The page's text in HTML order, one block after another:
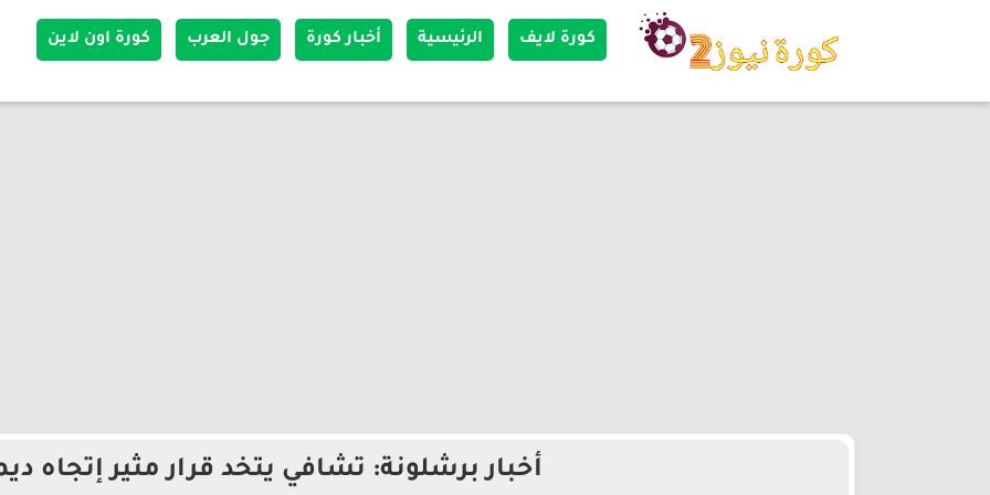
كورة لايف الرئيسية أخبار كورة جول العرب كورة اون لاين
أخبار برشلونة: تشافي يتخد قرار مثير إتجاه